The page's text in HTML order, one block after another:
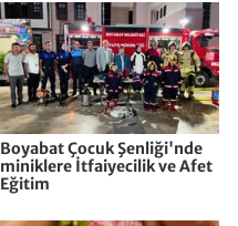
Boyabat Çocuk Şenliği'nde
miniklere İtfaiyecilik ve Afet
Eğitim